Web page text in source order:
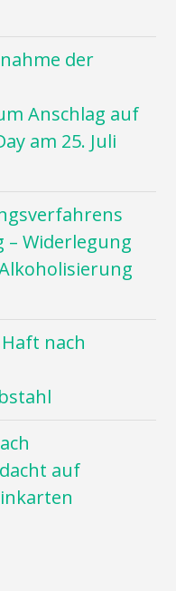
der
Anschlag auf
am 25. Juli
Widerlegung
nach
auf